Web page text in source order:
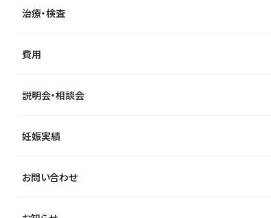
治療・検査
費用
説明会・相談会
妊娠実績
お問い合わせ